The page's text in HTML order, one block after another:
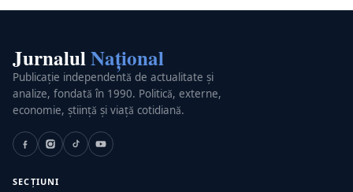
JurnalulNațional
Publicație independentă de actualitate și
analize, fondată în 1990. Politică, externe,
economie, știință și viață cotidiană.
SECȚIUNI